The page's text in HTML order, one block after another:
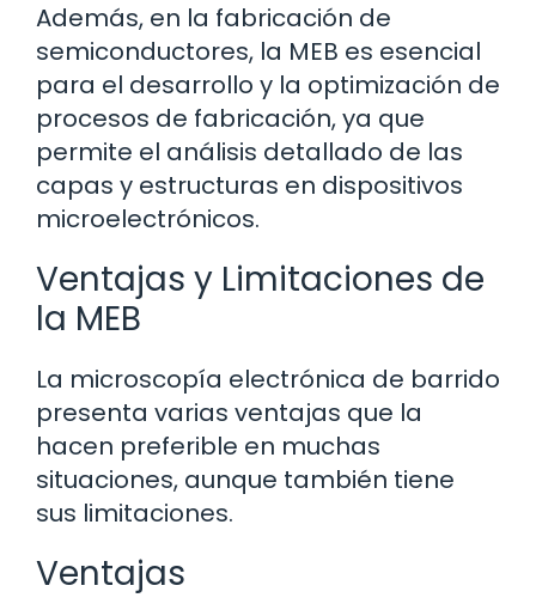
Además, en la fabricación de
semiconductores, la MEB es esencial
para el desarrollo y la optimización de
procesos de fabricación, ya que
permite el análisis detallado de las
capas y estructuras en dispositivos
microelectrónicos.
Ventajas y Limitaciones de
la MEB
La microscopía electrónica de barrido
presenta varias ventajas que la
hacen preferible en muchas
situaciones, aunque también tiene
sus limitaciones.
Ventajas